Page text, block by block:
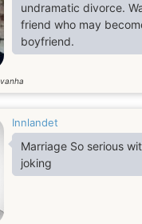
undramatic divorce.
friend who may
boyfriend.
Innlandet
Marriage So serious
joking